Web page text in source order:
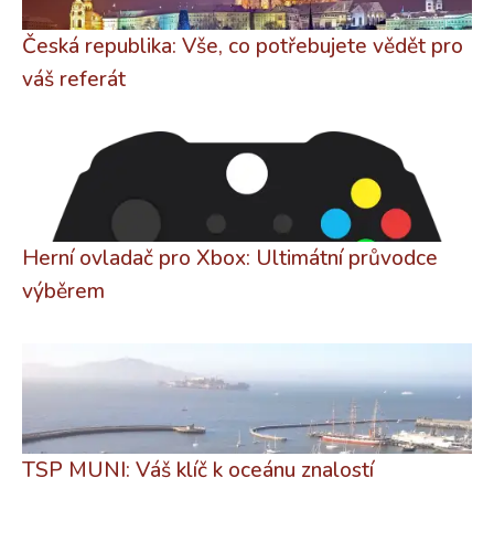
Česká republika: Vše, co potřebujete vědět pro
váš referát
Herní ovladač pro Xbox: Ultimátní průvodce
výběrem
TSP MUNI: Váš klíč k oceánu znalostí